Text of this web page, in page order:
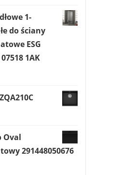
1-
do ściany
ESG
1AK
Oval
291448050676